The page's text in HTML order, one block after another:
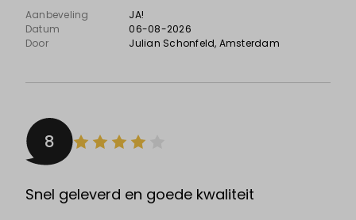
Aanbeveling
JA!
Datum
06-08-2026
Door
Julian Schonfeld, Amsterdam
8
Snel geleverd en goede kwaliteit